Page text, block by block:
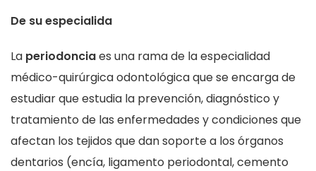
De su especialida
La periodonciaes una rama de la especialidad
médico-quirúrgica odontológica que se encarga de
estudiar que estudia la prevención, diagnóstico y
tratamiento de las enfermedades y condiciones que
afectan los tejidos que dan soporte a los órganos
dentarios (encía, ligamento periodontal, cemento